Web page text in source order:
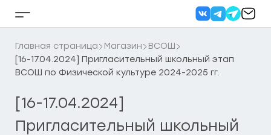
Кнопка
бокового
меню
Главная страница Магазин
ВСОШ
[16-17.04.2024] Пригласительный школьный этап
ВСОШ по Физической культуре 2024-2025 гг.
[16-17.04.2024]
Пригласительный школьный